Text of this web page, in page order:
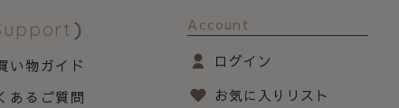
い物ガイド
あるご質問
Account
ログイン
お気に入りリスト